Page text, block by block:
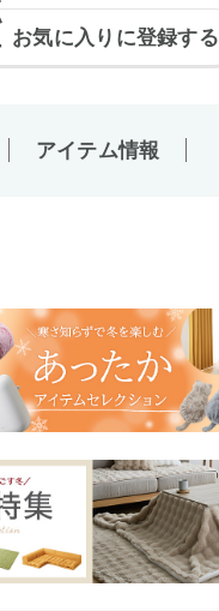
お気に入りに登録する
アイテム情報